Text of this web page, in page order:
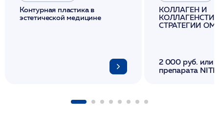
Контурная пластика в
эстетической медицине
КОЛЛАГЕН И
СТРАТЕГИИ
2 000 руб. или
препарата